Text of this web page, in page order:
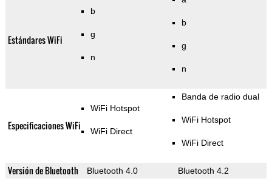
Estándares WiFi
b
g
n
b
g
n
Especificaciones WiFi
WiFi Hotspot
WiFi Direct
Banda de radio dual
WiFi Hotspot
WiFi Direct
Versión de Bluetooth Bluetooth 4.0 Bluetooth 4.2